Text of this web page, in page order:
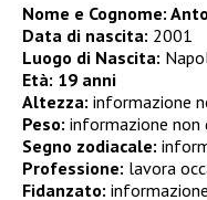
Nome e Cognome:
Data di nascita: 2001
Luogo di Nascita:
Età: 19 anni
Altezza: informazione
Peso: informazione non
Segno zodiacale:
Professione: lavora
Fidanzato: